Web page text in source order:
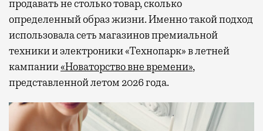
продавать не столько товар, сколько
определенный образ жизни. Именно такой подход
использовала сеть магазинов премиальной
техники и электроники «Технопарк» в летней
кампании«Новаторство вне времени»,
представленной летом 2026 года.